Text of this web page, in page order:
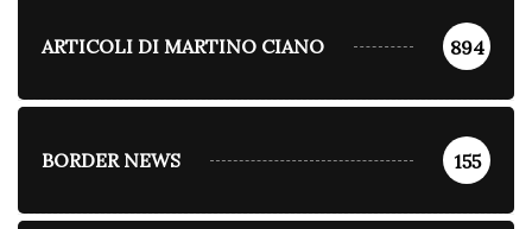
ARTICOLI DI MARTINO CIANO 894
BORDER NEWS 155